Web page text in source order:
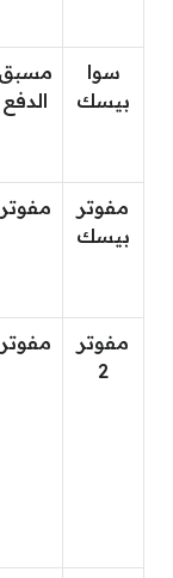
سوا
بيسك
مسبق
الدفع
مفوتر
بيسك
مفوتر
مفوتر
2
مفوتر